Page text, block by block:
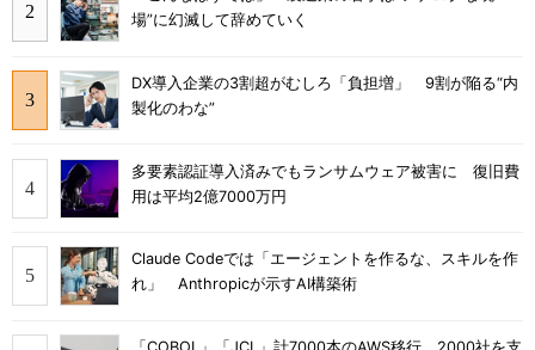
場”に幻滅して辞めていく
DX導入企業の3割超がむしろ「負担増」 9割が陥る“内
製化のわな”
多要素認証導入済みでもランサムウェア被害に 復旧費
用は平均2億7000万円
Claude Codeでは「エージェントを作るな、スキルを作
れ」 Anthropicが示すAI構築術